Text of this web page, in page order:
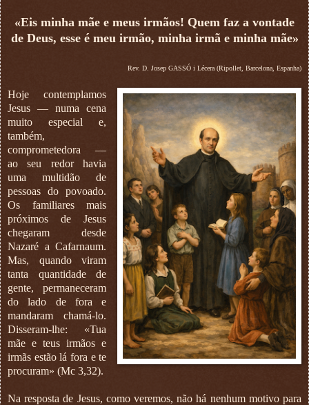
«Eis minha mãe e meus irmãos! Quem faz a vontade
de Deus, esse é meu irmão, minha irmã e minha mãe»
Rev. D. Josep GASSÓ i Lécera (Ripollet, Barcelona, Espanha)
Hoje contemplamos
Jesus — numa cena
muito especial e,
também,
comprometedora —
ao seu redor havia
uma multidão de
pessoas do povoado.
Os familiares mais
próximos de Jesus
chegaram desde
Nazaré a Cafarnaum.
Mas, quando viram
tanta quantidade de
gente, permaneceram
do lado de fora e
mandaram chamá-lo.
Disseram-lhe: «Tua
mãe e teus irmãos e
irmãs estão lá fora e te
procuram» (Mc 3,32).
Na resposta de Jesus, como veremos, não há nenhum motivo para